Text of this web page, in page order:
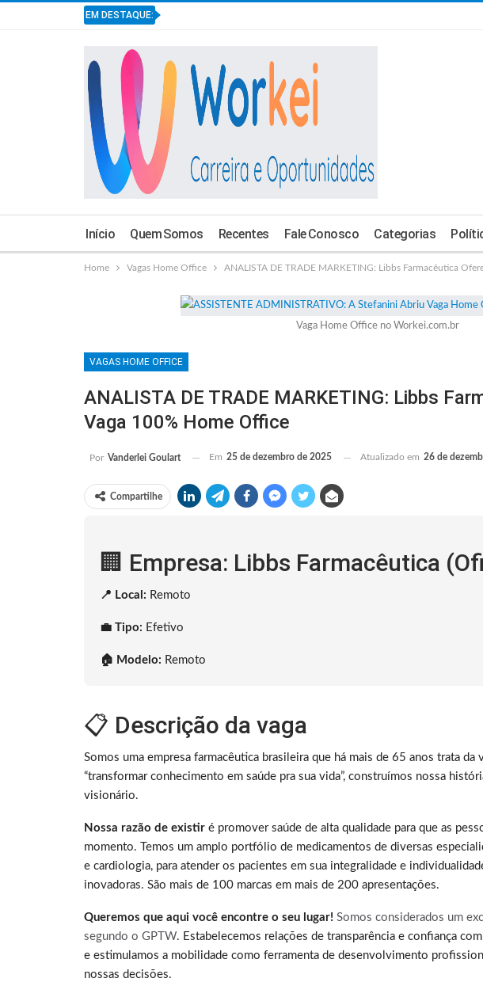
EM DESTAQUE:
Início Quem Somos Recentes Fale Conosco Categorias
Home Vagas Home Office ANALISTA DE TRADE MARKETING: Libbs Farmacêutica
Vaga Home Office no Workei.com.br
VAGAS HOME OFFICE
ANALISTA DE TRADE MARKETING: Libbs
Vaga 100% Home Office
Por Vanderlei Goulart Em 25 de dezembro de 2025 Atualizado em 26 de
Compartilhe
🏢 Empresa: Libbs Farmacêutica
📍 Local: Remoto
💼 Tipo: Efetivo
🏠 Modelo: Remoto
📋 Descrição da vaga
Somos uma empresa farmacêutica brasileira que há mais de 65 anos trata
“transformar conhecimento em saúde pra sua vida”, construímos nossa
visionário.
Nossa razão de existir é promover saúde de alta qualidade para que as
momento. Temos um amplo portfólio de medicamentos de diversas
e cardiologia, para atender os pacientes em sua integralidade e
inovadoras. São mais de 100 marcas em mais de 200 apresentações.
Queremos que aqui você encontre o seu lugar! Somos considerados um
segundo o GPTW. Estabelecemos relações de transparência e confiança
e estimulamos a mobilidade como ferramenta de desenvolvimento
nossas decisões.